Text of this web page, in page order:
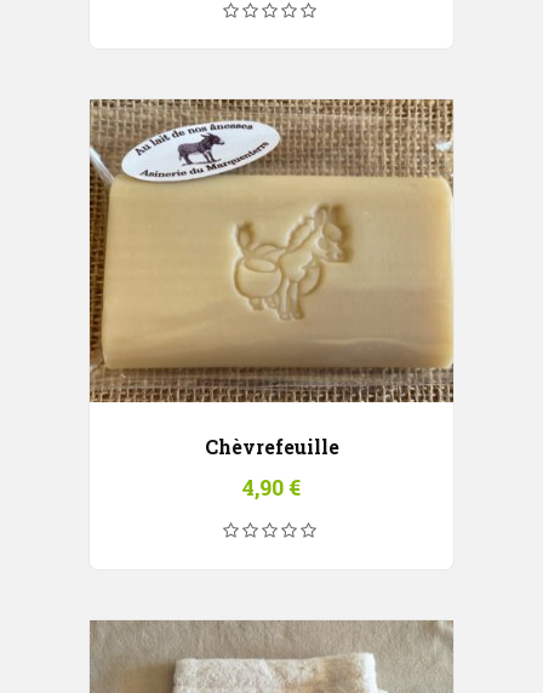
Chèvrefeuille
4,90 €